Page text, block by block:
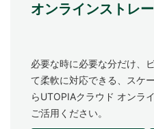
オンラインストレ
必要な時に必要な分だけ、
て柔軟に対応できる、スケ
らUTOPIAクラウド オンラ
ご活用ください。